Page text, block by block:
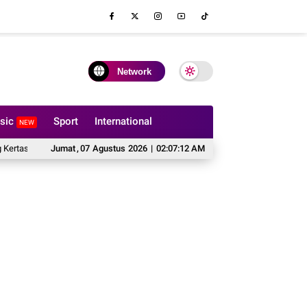
Network
NEW Sport International
Jumat,07 Agustus 2026 | 02:07:13 AM
Boleh Dilipat? Hal yang Harus Dipertimbangkan Sebelum Memesan